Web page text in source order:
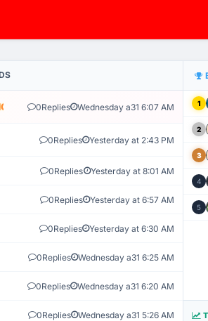
VLIKE.VN: HỆ THỐNG GIÁM SÁT TỰ
0Replies Wednesday a31 6:07 AM
0Replies Yesterday at 2:43 PM
0Replies Yesterday at 8:01 AM
0Replies Yesterday at 6:57 AM
0Replies Yesterday at 6:30 AM
0Replies Wednesday a31 6:25 AM
0Replies Wednesday a31 6:20 AM
0Replies Wednesday a31 5:26 AM
1
2
3
4
5